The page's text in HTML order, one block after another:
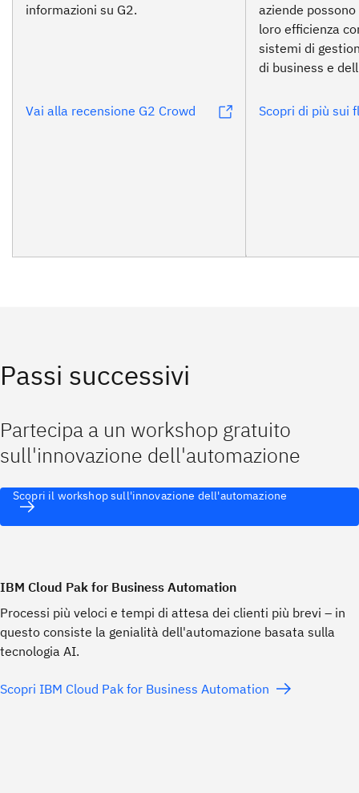
informazioni su G2.
Vai alla recensione G2 Crowd
aziende
loro efficienza
sistemi di
di business e
Scopri di più sui
Passi successivi
Partecipa a un workshop gratuito
sull'innovazione dell'automazione
Scopri il workshop sull'innovazione dell'automazione
IBM Cloud Pak for Business Automation
Processi più veloci e tempi di attesa dei clienti più brevi – in
questo consiste la genialità dell'automazione basata sulla
tecnologia AI.
Scopri IBM Cloud Pak for Business Automation